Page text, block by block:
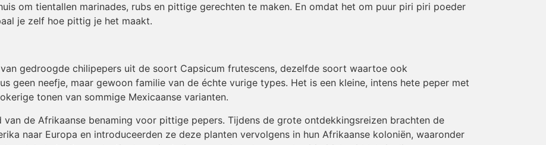
om tientallen marinades, rubs en pittige gerechten te maken. En omdat het om puur piri piri poeder
je zelf hoe pittig je het maakt.
gedroogde chilipepers uit de soort Capsicum frutescens, dezelfde soort waartoe ook
geen neefje, maar gewoon familie van de échte vurige types. Het is een kleine, intens hete peper met
tonen van sommige Mexicaanse varianten.
van de Afrikaanse benaming voor pittige pepers. Tijdens de grote ontdekkingsreizen brachten de
naar Europa en introduceerden ze deze planten vervolgens in hun Afrikaanse koloniën, waaronder